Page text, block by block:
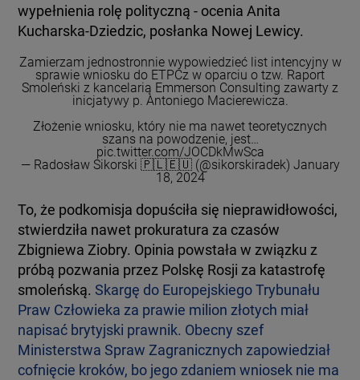
wypełnienia rolę polityczną - ocenia Anita
Kucharska-Dziedzic, posłanka Nowej Lewicy.
Zamierzam jednostronnie wypowiedzieć list intencyjny w
sprawie wniosku do ETPCz w oparciu o tzw. Raport
Smoleński z kancelarią Emmerson Consulting zawarty z
inicjatywy p. Antoniego Macierewicza.
Złożenie wniosku, który nie ma nawet teoretycznych
szans na powodzenie, jest…
pic.twitter.com/JOCDkMwSca
— Radosław Sikorski 🇵🇱🇪🇺 (@sikorskiradek) January
18, 2024
To, że podkomisja dopuściła się nieprawidłowości,
stwierdziła nawet prokuratura za czasów
Zbigniewa Ziobry. Opinia powstała w związku z
próbą pozwania przez Polskę Rosji za katastrofę
smoleńską.Skargę do Europejskiego Trybunału
Praw Człowieka za prawie milion złotych miał
napisać brytyjski prawnik. Obecny szef
Ministerstwa Spraw Zagranicznych zapowiedział
cofnięcie kroków, bo jego zdaniem wniosek nie ma